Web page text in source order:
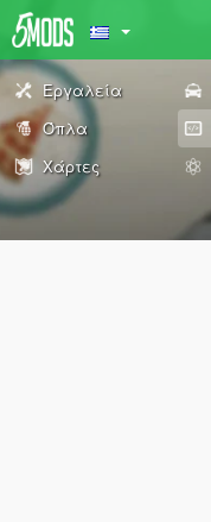
Εργαλεία
Όπλα
Χάρτες